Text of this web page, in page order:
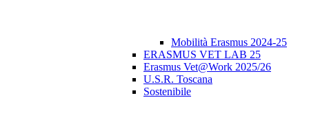
Mobilità Erasmus 2024-25
ERASMUS VET LAB 25
Erasmus Vet@Work 2025/26
U.S.R. Toscana
Sostenibile